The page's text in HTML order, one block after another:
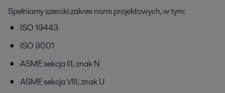
Spełniamy szeroki zakres norm projektowych, w tym:
ISO 19443
ISO 9001
ASME sekcja III, znak N
ASME sekcja VIII, znak U